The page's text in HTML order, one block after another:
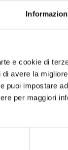
e cookie di
avere la
puoi impostare
per maggiori